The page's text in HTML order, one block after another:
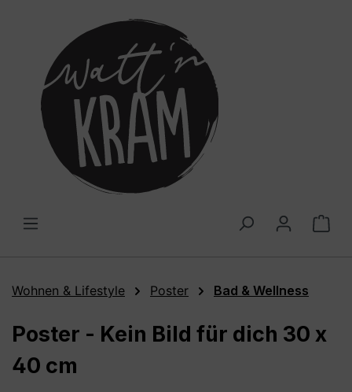
Wohnen & Lifestyle Poster Bad & Wellness
Poster - Kein Bild für dich 30 x
40 cm